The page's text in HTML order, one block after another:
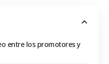
entre los promotores y